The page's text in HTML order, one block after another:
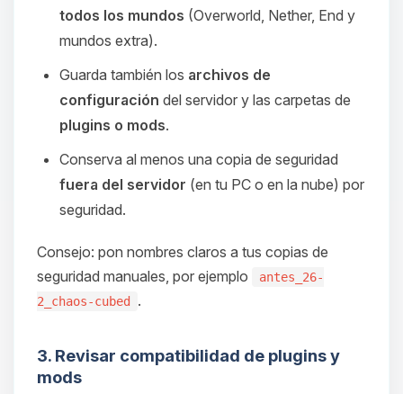
todos los mundos (Overworld, Nether, End y
mundos extra).
Guarda también los archivos de
configuración del servidor y las carpetas de
plugins o mods.
Conserva al menos una copia de seguridad
fuera del servidor (en tu PC o en la nube) por
seguridad.
Consejo: pon nombres claros a tus copias de
seguridad manuales, por ejemplo
antes_26-
2_chaos-cubed
.
3. Revisar compatibilidad de plugins y
mods